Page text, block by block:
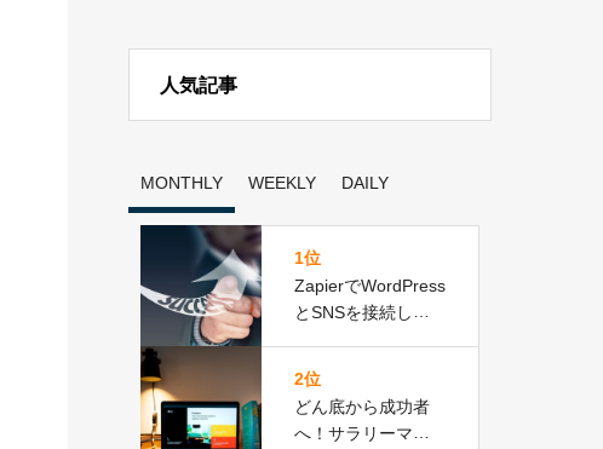
人気記事
MONTHLY WEEKLY DAILY
1位
ZapierでWordPress
とSNSを接続して
2位
どん底から成功者
へ！サラリーマン